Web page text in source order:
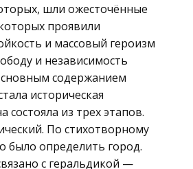
шли ожесточённые
проявили
и массовый героизм
и независимость
содержанием
историческая
состояла из трех этапов.
По стихотворному
было определить город.
с геральдикой —